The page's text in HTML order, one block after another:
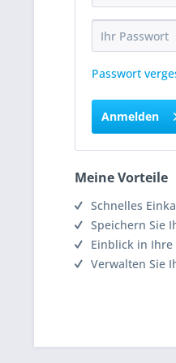
Passwort
Anmelden
Meine Vorteile
Schnelles
Speichern Sie
Einblick in
Verwalten Sie